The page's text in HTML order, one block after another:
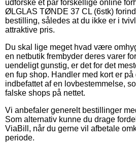
udforske et par forskellige online
ØLGLAS TØNDE 37 CL (6stk)
bestilling, således at du ikke er i
attraktive pris.
Du skal lige meget hvad være
en netbutik frembyder deres varer
uendeligt gunstig, er det for det
en fup shop. Handler med kort er
indbefattet af en lovbestemmelse,
falske shops på nettet.
Vi anbefaler generelt bestillinger
Som alternativ kunne du drage
ViaBill, når du gerne vil afbetale
periode.